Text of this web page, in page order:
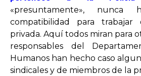
«presuntamente», nunca
compatibilidad para
privada. Aquí todos miran para
responsables del
Humanos han hecho caso
sindicales y de miembros de la